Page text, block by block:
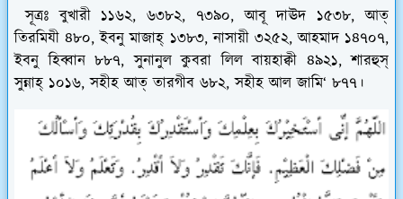
সূত্রঃবুখারী ১১৬২,৬৩৮২, ৭৩৯০,আবূ দাঊদ ১৫৩৮,আত্
তিরমিযী ৪৮০,ইবনু মাজাহ্ ১৩৮৩,নাসায়ী ৩২৫২,আহমাদ ১৪৭০৭,
ইবনু হিব্বান ৮৮৭,সুনানুল কুবরা লিল বায়হাক্বী ৪৯২১,শারহুস্
সুন্নাহ্ ১০১৬,সহীহ আত্ তারগীব ৬৮২,সহীহ আল জামি‘ ৮৭৭।